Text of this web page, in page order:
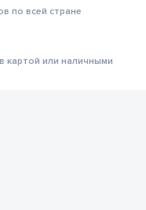
по всей стране
картой или наличными